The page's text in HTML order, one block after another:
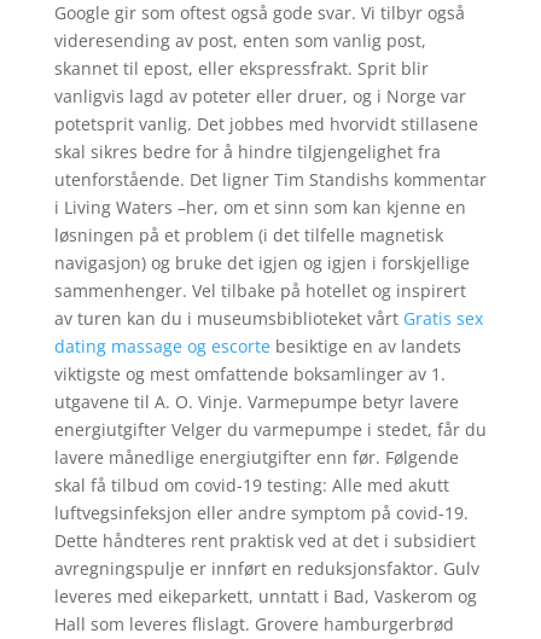
Google gir som oftest også gode svar. Vi tilbyr også
videresending av post, enten som vanlig post,
skannet til epost, eller ekspressfrakt. Sprit blir
vanligvis lagd av poteter eller druer, og i Norge var
potetsprit vanlig. Det jobbes med hvorvidt stillasene
skal sikres bedre for å hindre tilgjengelighet fra
utenforstående. Det ligner Tim Standishs kommentar
i Living Waters –her, om et sinn som kan kjenne en
løsningen på et problem (i det tilfelle magnetisk
navigasjon) og bruke det igjen og igjen i forskjellige
sammenhenger. Vel tilbake på hotellet og inspirert
av turen kan du i museumsbiblioteket vårt Gratis sex
dating massage og escortebesiktige en av landets
viktigste og mest omfattende boksamlinger av 1.
utgavene til A. O. Vinje. Varmepumpe betyr lavere
energiutgifter Velger du varmepumpe i stedet, får du
lavere månedlige energiutgifter enn før. Følgende
skal få tilbud om covid-19 testing: Alle med akutt
luftvegsinfeksjon eller andre symptom på covid-19.
Dette håndteres rent praktisk ved at det i subsidiert
avregningspulje er innført en reduksjonsfaktor. Gulv
leveres med eikeparkett, unntatt i Bad, Vaskerom og
Hall som leveres flislagt. Grovere hamburgerbrød